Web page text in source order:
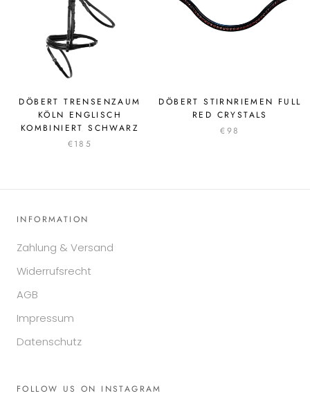
DÖBERT TRENSENZAUM
KÖLN ENGLISCH
KOMBINIERT SCHWARZ
€185
DÖBERT STIRNRIEMEN FULL
RED CRYSTALS
€98
INFORMATION
Zahlung & Versand
Widerrufsrecht
AGB
Impressum
Datenschutz
FOLLOW US ON INSTAGRAM